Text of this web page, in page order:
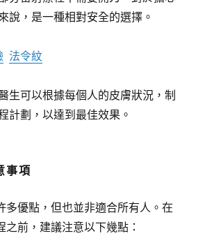
說，是一種相對安全的選擇。
法令紋
生可以根據每個人的皮膚狀況，制
計劃，以達到最佳效果。
事項
多優點，但也並非適合所有人。在
之前，建議注意以下幾點：